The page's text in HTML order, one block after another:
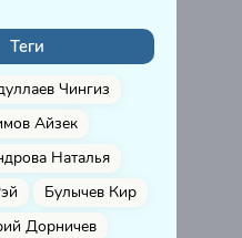
Теги
Чингиз
Айзек
Наталья
Булычев Кир
Дорничев